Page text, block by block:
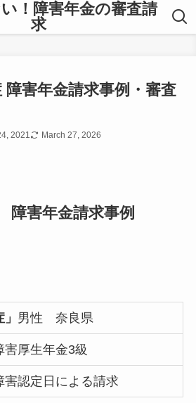
！障害年金の審査請
求
障害年金請求事例・審査
2021 March 27, 2026
害年金請求事例
男性 奈良県
害厚生年金3級
害認定日による請求